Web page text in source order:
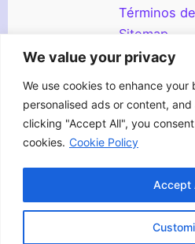
We value your privacy
We use cookies to enhance
personalised ads or content,
clicking "Accept All", you
cookies. Cookie Policy
Accept
Términos
Sitemap
Derechos de autor